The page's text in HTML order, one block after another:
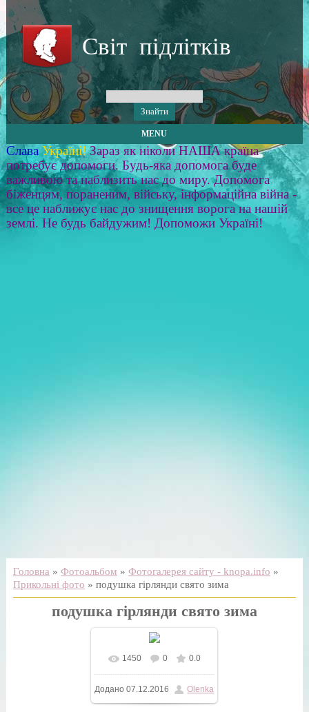
Світ підлітків
MENU
Слава Україні! Зараз як ніколи НАША країна
потребує допомоги. Будь-яка допомога буде
важливою та наблизить нас до миру. Допомога
біженцям, пораненим, війську, інформаційна війна -
все це наближує нас до знищення ворога на нашій
землі. Не будь байдужим! Допоможи Україні!
Головна » Фотоальбом » Фотогалерея сайту - knopa.info »
Прикольні фото » подушка гірлянди свято зима
подушка гірлянди свято зима
У реальному розмірі
500x501/ 72.6Kb
1450 0 0.0
Додано 07.12.2016 Olenka